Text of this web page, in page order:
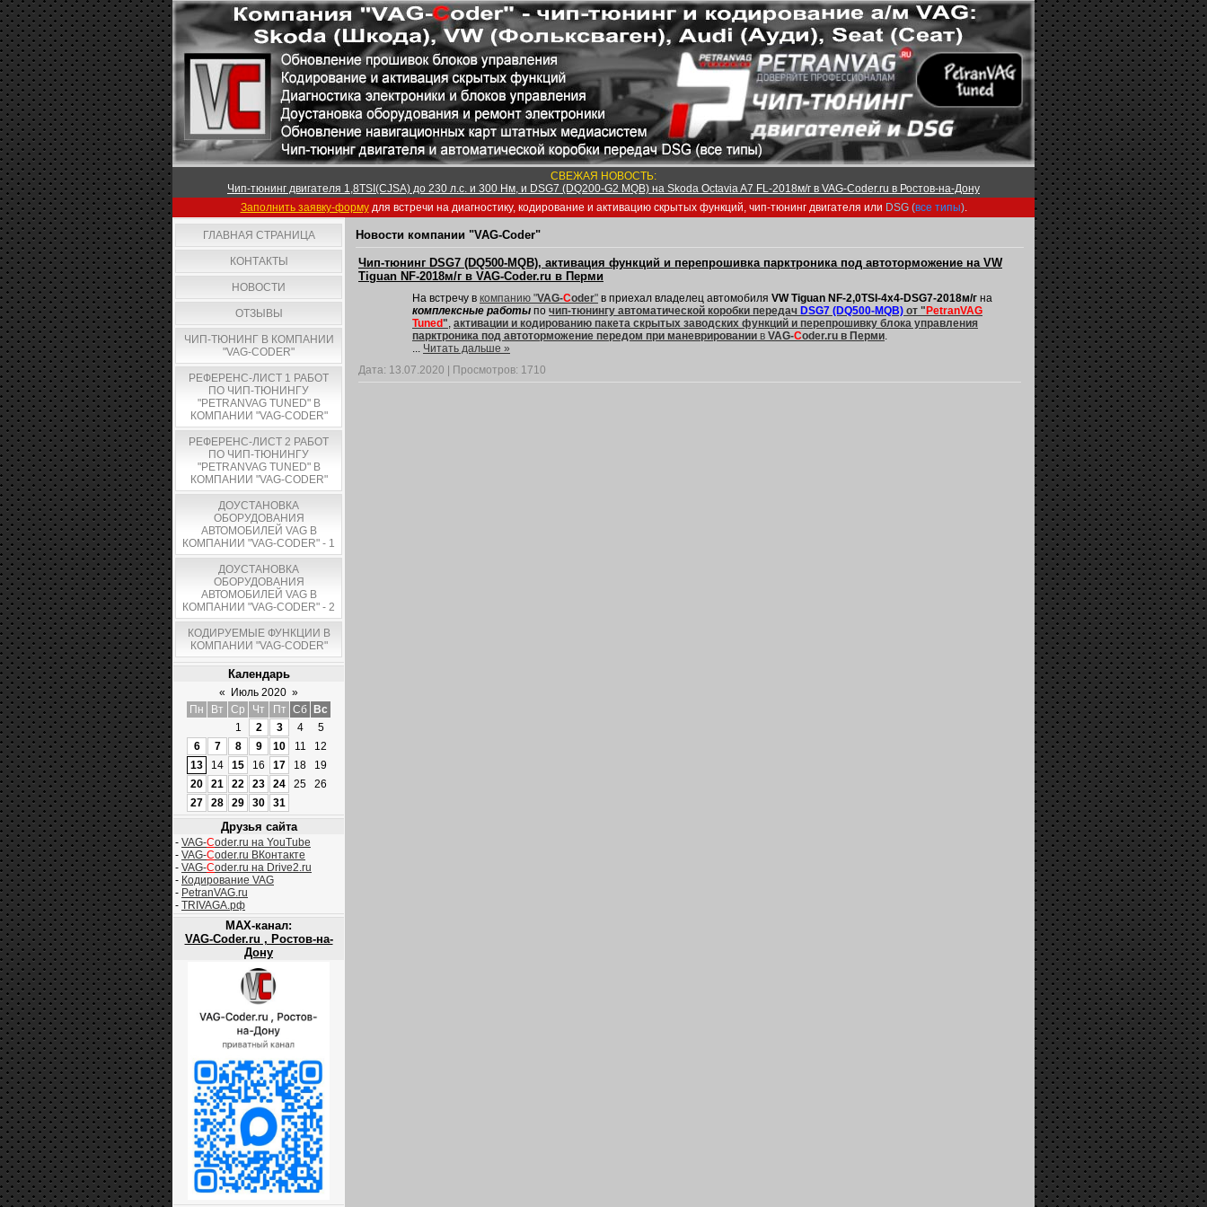
СВЕЖАЯ НОВОСТЬ:
Чип-тюнинг двигателя 1,8TSI(CJSA) до 230 л.с. и 300 Нм, и DSG7 (DQ200-G2 MQB) на Skoda Octavia A7 FL-2018м/г в VAG-Coder.ru в Ростов-на-Дону
Заполнить заявку-формудля встречи на диагностику, кодирование и активацию скрытых функций, чип-тюнинг двигателя или DSG (все типы).
ГЛАВНАЯ СТРАНИЦА
КОНТАКТЫ
НОВОСТИ
ОТЗЫВЫ
ЧИП-ТЮНИНГ В КОМПАНИИ
"VAG-CODER"
РЕФЕРЕНС-ЛИСТ 1 РАБОТ
ПО ЧИП-ТЮНИНГУ
"PETRANVAG TUNED" В
КОМПАНИИ "VAG-CODER"
РЕФЕРЕНС-ЛИСТ 2 РАБОТ
ПО ЧИП-ТЮНИНГУ
"PETRANVAG TUNED" В
КОМПАНИИ "VAG-CODER"
ДОУСТАНОВКА
ОБОРУДОВАНИЯ
АВТОМОБИЛЕЙ VAG В
КОМПАНИИ "VAG-CODER" - 1
ДОУСТАНОВКА
ОБОРУДОВАНИЯ
АВТОМОБИЛЕЙ VAG В
КОМПАНИИ "VAG-CODER" - 2
КОДИРУЕМЫЕ ФУНКЦИИ В
КОМПАНИИ "VAG-CODER"
Календарь
« Июль 2020 »
Пн
Вт Ср Чт Пт Сб
Вс
1
2 3 4
5
6
7 8 9 10 11
12
13
14 15 16 17 18
19
20
21 22 23 24 25
26
27
28 29 30 31
Друзья сайта
- VAG-Coder.ru на YouTube
- VAG-Coder.ru ВКонтакте
- VAG-Coder.ru на Drive2.ru
- Кодирование VAG
- PetranVAG.ru
- TRIVAGA.рф
MAX-канал:
VAG-Coder.ru , Ростов-на-
Дону
Новости компании "VAG-Coder"
Чип-тюнинг DSG7 (DQ500-MQB), активация функций и перепрошивка парктроника под автоторможение на VW
Tiguan NF-2018м/г в VAG-Coder.ru в Перми
На встречу в компанию "VAG-Coder" в приехал владелец автомобиля VW Tiguan NF-2,0TSI-4х4-DSG7-2018м/г на
комплексные работы по чип-тюнингу автоматической коробки передач DSG7 (DQ500-MQB) от " PetranVAG
Tuned", активации и кодированию пакета скрытых заводских функций и перепрошивку блока управления
парктроника под автоторможение передом при маневрировании в VAG-Coder.ru в Перми.
... Читать дальше »
Дата: 13.07.2020 Просмотров: 1710